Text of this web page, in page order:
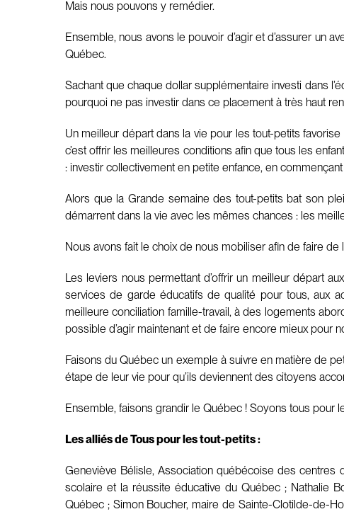
Mais nous pouvons y remédier.
Ensemble, nous avons le pouvoir d’agir et d’assurer un
Québec.
Sachant que chaque dollar supplémentaire investi dans
pourquoi ne pas investir dans ce placement à très haut
Un meilleur départ dans la vie pour les tout-petits
c’est offrir les meilleures conditions afin que tous les
: investir collectivement en petite enfance, en
Alors que la Grande semaine des tout-petits bat son
démarrent dans la vie avec les mêmes chances : les
Nous avons fait le choix de nous mobiliser afin de faire
Les leviers nous permettant d’offrir un meilleur départ
services de garde éducatifs de qualité pour tous, aux
meilleure conciliation famille-travail, à des logements
possible d’agir maintenant et de faire encore mieux pour
Faisons du Québec un exemple à suivre en matière de
étape de leur vie pour qu’ils deviennent des citoyens
Ensemble, faisons grandir le Québec ! Soyons tous pour
Les alliés de Tous pour les tout-petits :
Geneviève Bélisle, Association québécoise des centres
scolaire et la réussite éducative du Québec ; Nathalie
Québec ; Simon Boucher, maire de Sainte-Clotilde-de-